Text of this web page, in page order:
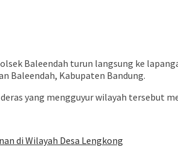
Baleendah turun langsung ke
Baleendah, Kabupaten Bandung.
yang mengguyur wilayah tersebut
di Wilayah Desa Lengkong